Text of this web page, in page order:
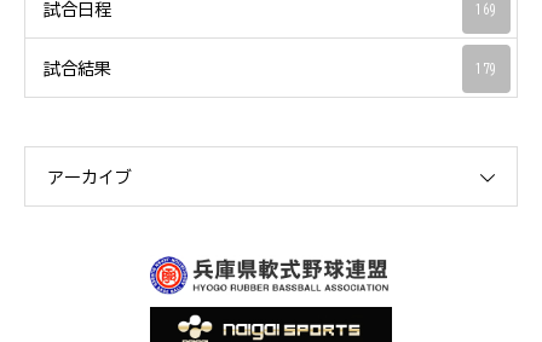
試合日程 169
試合結果 179
アーカイブ